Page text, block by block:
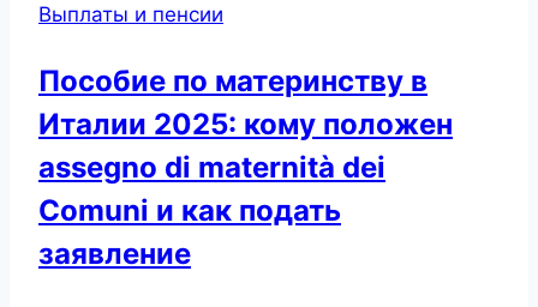
Выплаты и пенсии
Пособие по материнству в
Италии 2025: кому положен
assegno di maternità dei
Comuni и как подать
заявление